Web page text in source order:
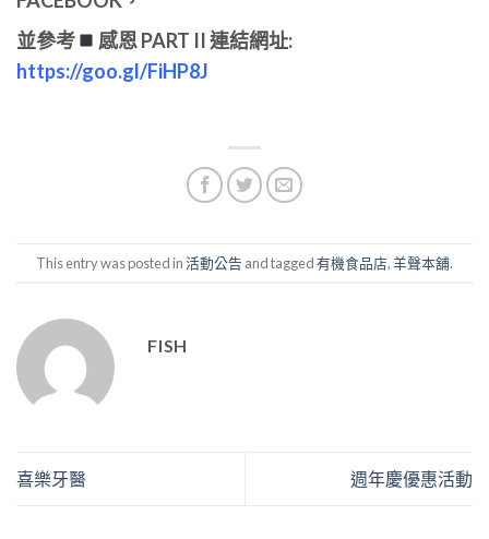
並參考
感恩 PART II 連結網址:
https://goo.gl/FiHP8J
This entry was posted in活動公告 and tagged有機食品店,羊聲本舖.
FISH
喜樂牙醫 週年慶優惠活動